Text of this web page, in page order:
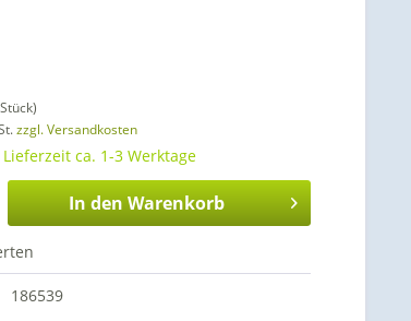
zzgl. Versandkosten
ca. 1-3 Werktage
In den Warenkorb
186539